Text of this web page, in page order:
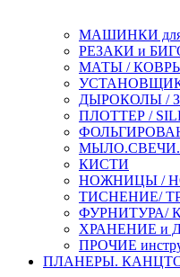
МАШИНКИ
РЕЗАКИ и
МАТЫ / КОВРЫ
ДЫРОКОЛЫ /
ПЛОТТЕР /
КИСТИ
НОЖНИЦЫ /
ТИСНЕНИЕ/
ФУРНИТУРА/
ХРАНЕНИЕ и
ПРОЧИЕ
ПЛАНЕРЫ.